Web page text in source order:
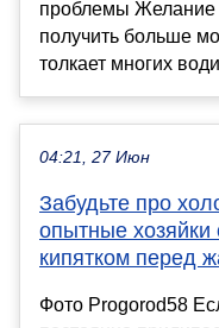
проблемы Желание
получить больше
толкает многих
04:21, 27 Июн
Забудьте про
опытные
кипятком перед
Фото Progorod58